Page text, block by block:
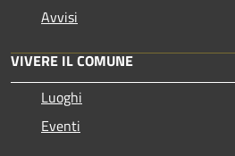
Avvisi
VIVERE IL COMUNE
Luoghi
Eventi